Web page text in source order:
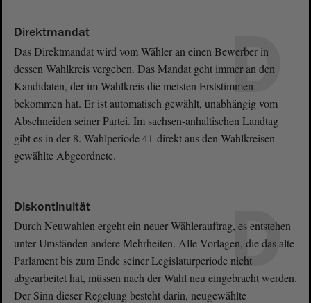
D
Direktmandat
Das Direktmandat wird vom Wähler an einen Bewerber in
dessen Wahlkreis vergeben. Das Mandat geht immer an den
Kandidaten, der im Wahlkreis die meisten Erststimmen
bekommen hat. Er ist automatisch gewählt, unabhängig vom
Abschneiden seiner Partei. Im sachsen-anhaltischen Landtag
gibt es in der 8. Wahlperiode 41 direkt aus den Wahlkreisen
gewählte Abgeordnete.
D
Diskontinuität
Durch Neuwahlen ergeht ein neuer Wählerauftrag, es entstehen
unter Umständen andere Mehrheiten. Alle Vorlagen, die das alte
Parlament bis zum Ende seiner Legislaturperiode nicht
abgearbeitet hat, müssen nach der Wahl neu eingebracht werden.
Der Sinn dieser Regelung besteht darin, neugewählte